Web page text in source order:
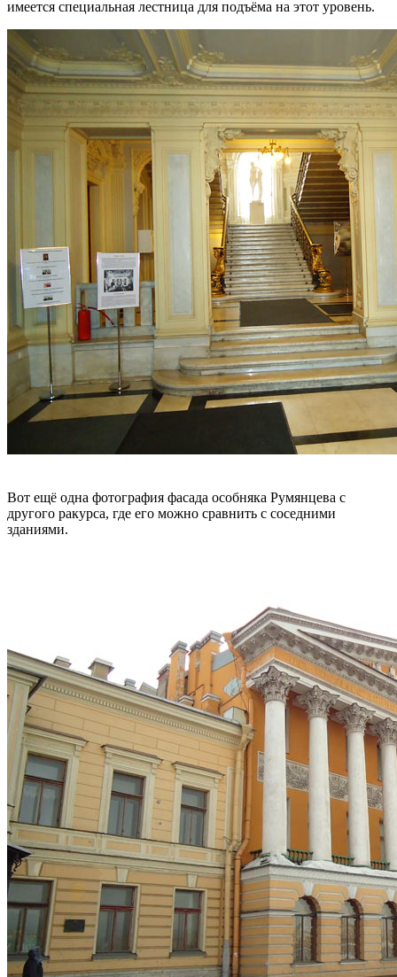
имеется специальная лестница для подъёма на этот уровень.
Вот ещё одна фотография фасада особняка Румянцева с
другого ракурса, где его можно сравнить с соседними
зданиями.